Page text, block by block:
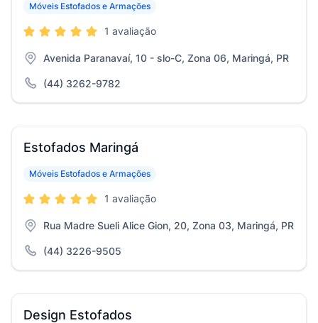
Móveis Estofados e Armações
1 avaliação
Avenida Paranavaí, 10 - slo-C, Zona 06, Maringá, PR
(44) 3262-9782
Estofados Maringá
Móveis Estofados e Armações
1 avaliação
Rua Madre Sueli Alice Gion, 20, Zona 03, Maringá, PR
(44) 3226-9505
Design Estofados